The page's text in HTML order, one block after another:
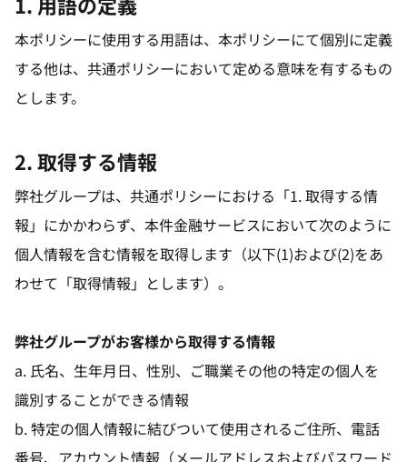
本ポリシーに使用する用語は、本ポリシーにて個別に定義
する他は、共通ポリシーにおいて定める意味を有するもの
とします。
2. 取得する情報
弊社グループは、共通ポリシーにおける「1. 取得する情
報」にかかわらず、本件金融サービスにおいて次のように
個人情報を含む情報を取得します（以下(1)および(2)をあ
わせて「取得情報」とします）。
弊社グループがお客様から取得する情報
a. 氏名、生年月日、性別、ご職業その他の特定の個人を
識別することができる情報
b. 特定の個人情報に結びついて使用されるご住所、電話
番号、アカウント情報（メールアドレスおよびパスワード